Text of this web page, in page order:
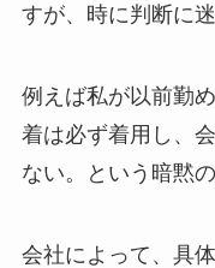
すが、時に判断に
例えば私が以前勤
着は必ず着用し、
ない。という暗黙
会社によって、具